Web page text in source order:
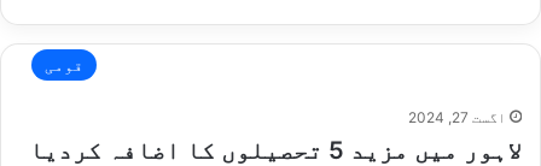
قومی
اگست 27, 2024
لاہور میں مزید 5 تحصیلوں کا اضافہ کردیا